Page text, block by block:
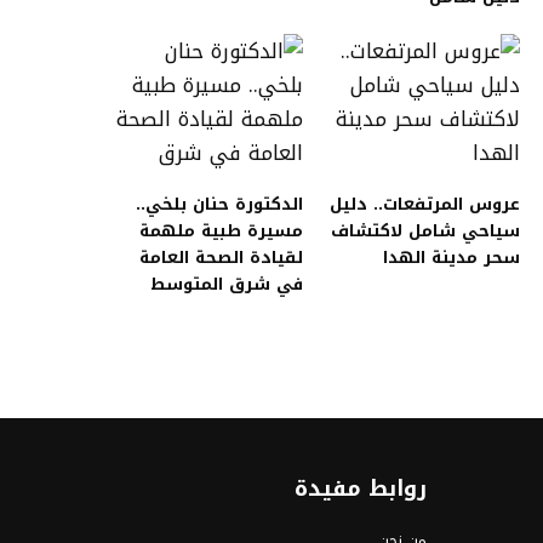
عروس المرتفعات.. دليل
سياحي شامل لاكتشاف
سحر مدينة الهدا
الدكتورة حنان بلخي..
مسيرة طبية ملهمة
لقيادة الصحة العامة
في شرق المتوسط
روابط مفيدة